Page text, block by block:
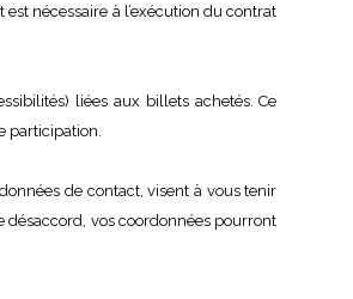
nécessaire à l’exécution du contrat
liées aux billets achetés. Ce
participation.
de contact, visent à vous tenir
vos coordonnées pourront